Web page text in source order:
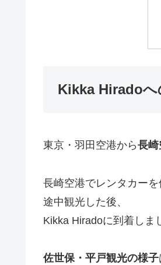
Kikka Hiradoへ
東京・羽田空港から長崎
長崎空港でレンタカーを
途中観光した後、
Kikka Hiradoに到着しま
佐世保・平戸観光の様子